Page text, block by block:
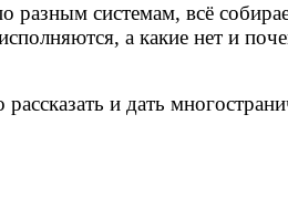
системам, всё
а какие нет и
и дать